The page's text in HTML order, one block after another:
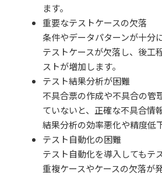
ます。
重要なテストケースの欠落
条件やデータパターンが十分
テストケースが欠落し、後工
ストが増加します。
テスト結果分析が困難
不具合票の作成や不具合の管
ていないと、正確な不具合情
結果分析の効率悪化や精度低
テスト自動化の困難
テスト自動化を導入してもテ
重複ケースやケースの欠落が